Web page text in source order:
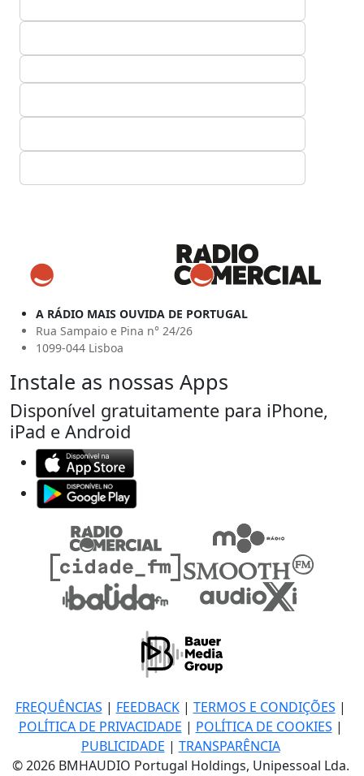
A RÁDIO MAIS OUVIDA DE PORTUGAL
Rua Sampaio e Pina n° 24/26
1099-044 Lisboa
Instale as nossas Apps
Disponível gratuitamente para iPhone,
iPad e Android
FREQUÊNCIAS | FEEDBACK| TERMOS E CONDIÇÕES |
POLÍTICA DE PRIVACIDADE | POLÍTICA DE COOKIES |
PUBLICIDADE | TRANSPARÊNCIA
© 2026 BMHAUDIO Portugal Holdings, Unipessoal Lda.